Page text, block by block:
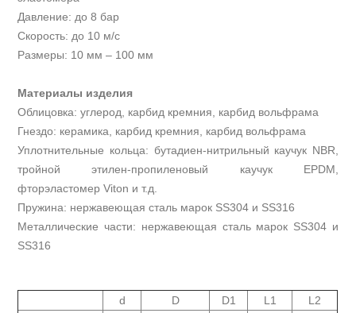
Давление: до 8 бар
Скорость: до 10 м/с
Размеры: 10 мм – 100 мм
Материалы изделия
Облицовка: углерод, карбид кремния, карбид вольфрама
Гнездо: керамика, карбид кремния, карбид вольфрама
Уплотнительные кольца: бутадиен-нитрильный каучук NBR,
тройной этилен-пропиленовый каучук EPDM,
фторэластомер Viton и т.д.
Пружина: нержавеющая сталь марок SS304 и SS316
Металлические части: нержавеющая сталь марок SS304 и
SS316
d D D1 L1
L2